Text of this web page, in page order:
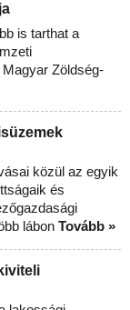
is tarthat a
Zöldség-
közül az egyik
és
lábon Tovább »